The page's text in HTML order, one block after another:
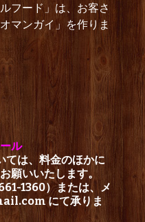
フード」は、お客さ
マンガイ」を作りま
ル
ては、料金のほかに
願いいたします。
1360）または、メ
にて承りま